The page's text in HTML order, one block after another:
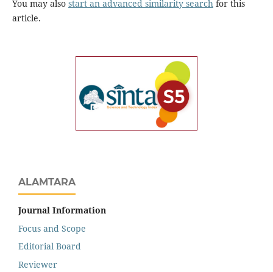
You may also start an advanced similarity searchfor this
article.
ALAMTARA
Journal Information
Focus and Scope
Editorial Board
Reviewer